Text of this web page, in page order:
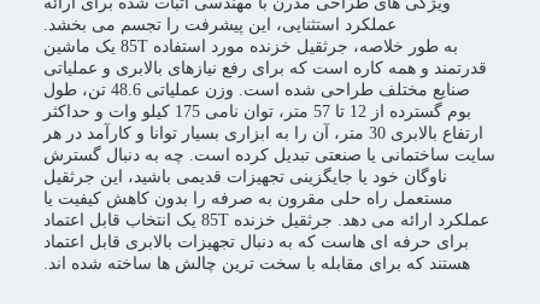
عملکرد استثنایی، این پیشرفت را تجسم می بخشد.
به طور خلاصه، جرثقیل خزنده مورد استفاده 85T یک ماشین
قدرتمند و همه کاره است که برای رفع نیازهای بالابری و عملیاتی
صنایع مختلف طراحی شده است. وزن عملیاتی 48.6 تن، طول
بوم گسترده از 12 تا 57 متر، توان نامی 175 کیلو وات و حداکثر
ارتفاع بالابری 30 متر، آن را به ابزاری بسیار توانا و کارآمد در هر
سایت ساختمانی یا صنعتی تبدیل کرده است. چه به دنبال گسترش
ناوگان خود یا جایگزینی تجهیزات قدیمی باشید، این جرثقیل
مستعمل راه حلی مقرون به صرفه را بدون کاهش کیفیت یا
عملکرد ارائه می دهد. جرثقیل خزنده 85T یک انتخاب قابل اعتماد
برای حرفه ای هاست که به دنبال تجهیزات بالابری قابل اعتماد
هستند که برای مقابله با سخت ترین چالش ها ساخته شده اند.